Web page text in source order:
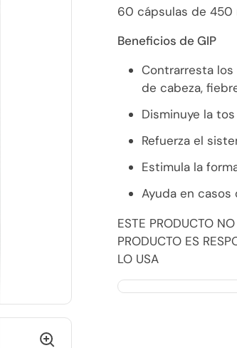
60 cápsulas de 450
Beneficios de GIP
Contrarresta
de cabeza,
Disminuye la
Refuerza el
Estimula la
Ayuda en casos
ESTE PRODUCTO
PRODUCTO ES
LO USA